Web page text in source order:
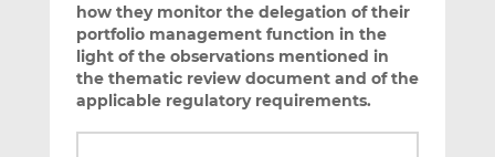
how they monitor the delegation of their
portfolio management function in the
light of the observations mentioned in
the thematic review document and of the
applicable regulatory requirements.